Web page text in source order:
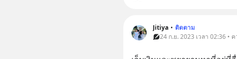
Jitiya • ติดตาม
24 ก.ย. 2023 เวลา 02:36 •